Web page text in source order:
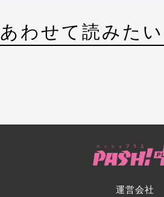
あわせて読みたい
運営会社